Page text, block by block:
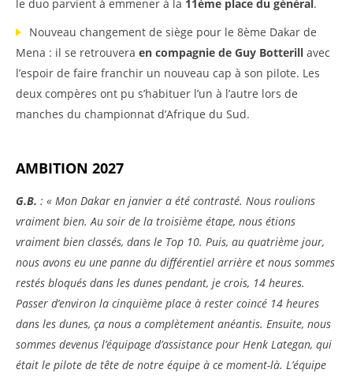
le duo parvient à emmener à la 11ème place du général.
Nouveau changement de siège pour le 8ème Dakar de
Mena : il se retrouvera en compagnie de Guy Botterill avec
l’espoir de faire franchir un nouveau cap à son pilote. Les
deux compères ont pu s’habituer l’un à l’autre lors de
manches du championnat d’Afrique du Sud.
AMBITION 2027
G.B. : « Mon Dakar en janvier a été contrasté. Nous roulions
vraiment bien. Au soir de la troisième étape, nous étions
vraiment bien classés, dans le Top 10. Puis, au quatrième jour,
nous avons eu une panne du différentiel arrière et nous sommes
restés bloqués dans les dunes pendant, je crois, 14 heures.
Passer d’environ la cinquième place à rester coincé 14 heures
dans les dunes, ça nous a complètement anéantis. Ensuite, nous
sommes devenus l’équipage d’assistance pour Henk Lategan, qui
était le pilote de tête de notre équipe à ce moment-là. L’équipe